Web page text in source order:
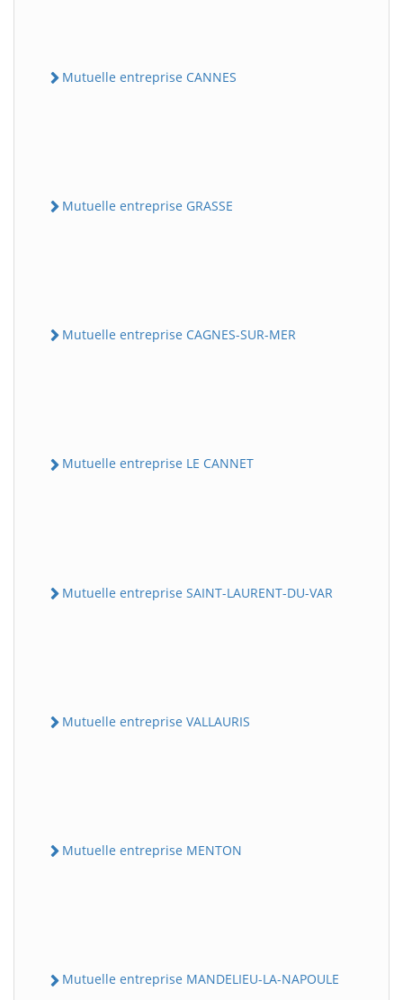
Mutuelle entreprise CANNES
Mutuelle entreprise GRASSE
Mutuelle entreprise CAGNES-SUR-MER
Mutuelle entreprise LE CANNET
Mutuelle entreprise SAINT-LAURENT-DU-VAR
Mutuelle entreprise VALLAURIS
Mutuelle entreprise MENTON
Mutuelle entreprise MANDELIEU-LA-NAPOULE